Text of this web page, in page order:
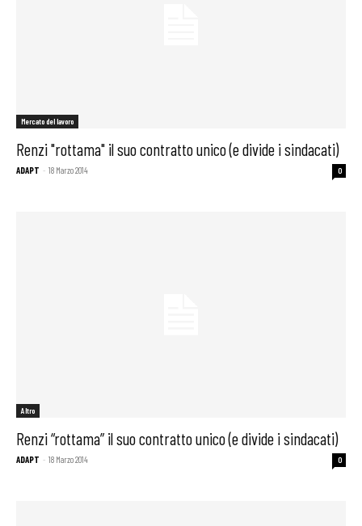
Mercato del lavoro
Renzi "rottama" il suo contratto unico (e divide i sindacati)
ADAPT - 18 Marzo 2014 0
Altro
Renzi “rottama” il suo contratto unico (e divide i sindacati)
ADAPT - 18 Marzo 2014 0